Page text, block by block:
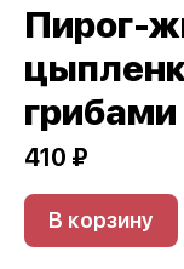
Пирог-
грибами
410 ₽
В корзину